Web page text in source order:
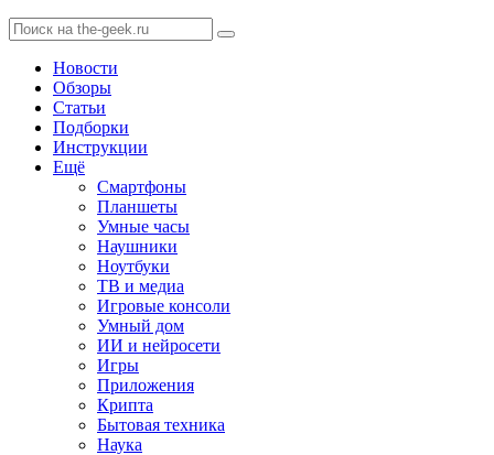
Новости
Обзоры
Статьи
Подборки
Инструкции
Ещё
Смартфоны
Планшеты
Умные часы
Наушники
Ноутбуки
ТВ и медиа
Игровые консоли
Умный дом
ИИ и нейросети
Игры
Приложения
Крипта
Бытовая техника
Наука